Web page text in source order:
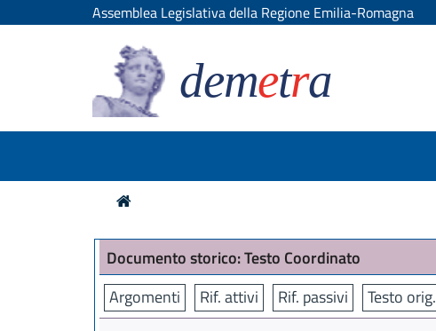
Assemblea Legislativa della Regione Emilia-Romagna
demetra
Documento storico: Testo Coordinato
Argomenti
Rif. attivi Rif. passivi Testo orig.